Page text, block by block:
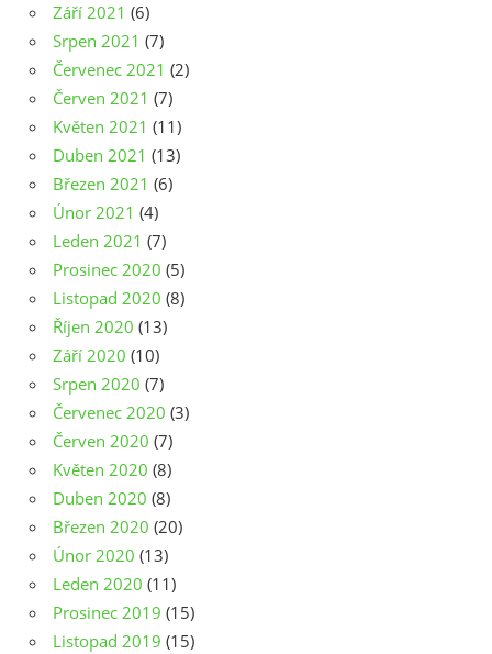
Září 2021 (6)
Srpen 2021 (7)
Červenec 2021 (2)
Červen 2021 (7)
Květen 2021 (11)
Duben 2021 (13)
Březen 2021 (6)
Únor 2021 (4)
Leden 2021 (7)
Prosinec 2020 (5)
Listopad 2020 (8)
Říjen 2020 (13)
Září 2020 (10)
Srpen 2020 (7)
Červenec 2020 (3)
Červen 2020 (7)
Květen 2020 (8)
Duben 2020 (8)
Březen 2020 (20)
Únor 2020 (13)
Leden 2020 (11)
Prosinec 2019 (15)
Listopad 2019 (15)